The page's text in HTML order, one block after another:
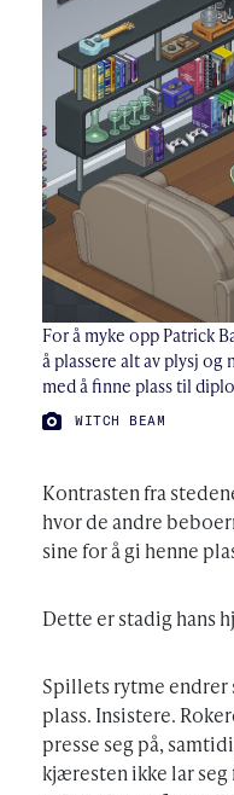
For å myke opp Patrick
å plassere alt av plysj
med å finne plass til
FOTO:
WITCH BEAM
Kontrasten fra
hvor de andre
sine for å gi henne
Dette er stadig hans
Spillets rytme
plass. Insistere.
presse seg på,
kjæresten ikke lar